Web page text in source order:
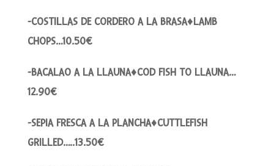
-COSTILLAS DE CORDERO A LA BRASA♦LAMB
CHOPS…10.50€
-BACALAO A LA LLAUNA♦COD FISH TO LLAUNA…
12.90€
-SEPIA FRESCA A LA PLANCHA♦CUTTLEFISH
GRILLED…..13.50€